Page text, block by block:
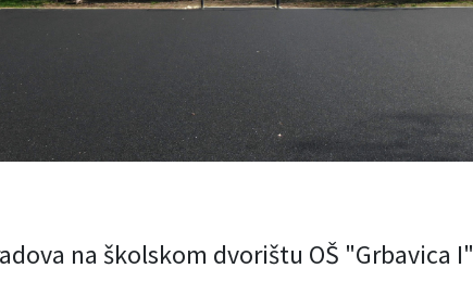
na školskom dvorištu OŠ "Grbavica I"